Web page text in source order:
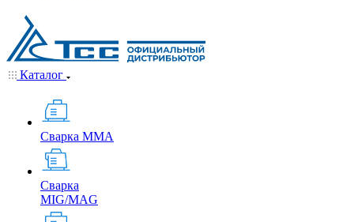
Каталог
Сварка MMA
Сварка
MIG/MAG